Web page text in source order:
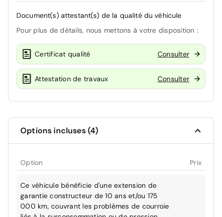
Document(s) attestant(s) de la qualité du véhicule
Pour plus de détails, nous mettons à votre disposition :
Certificat qualité Consulter
Attestation de travaux Consulter
Options incluses (4)
Option Prix
Ce véhicule bénéficie d'une extension de
garantie constructeur de 10 ans et/ou 175
000 km, couvrant les problèmes de courroie